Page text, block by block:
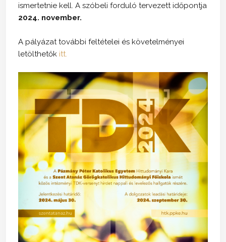
ismertetnie kell. A szóbeli forduló tervezett időpontja
2024. november.
A pályázat további feltételei és követelményei
letölthetők itt.